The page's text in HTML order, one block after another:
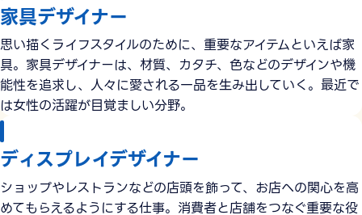
家具デザイナー
思い描くライフスタイルのために、重要なアイテムといえば家
具。家具デザイナーは、材質、カタチ、色などのデザインや機
能性を追求し、人々に愛される一品を生み出していく。最近で
は女性の活躍が目覚ましい分野。
ディスプレイデザイナー
ショップやレストランなどの店頭を飾って、お店への関心を高
めてもらえるようにする仕事。消費者と店舗をつなぐ重要な役